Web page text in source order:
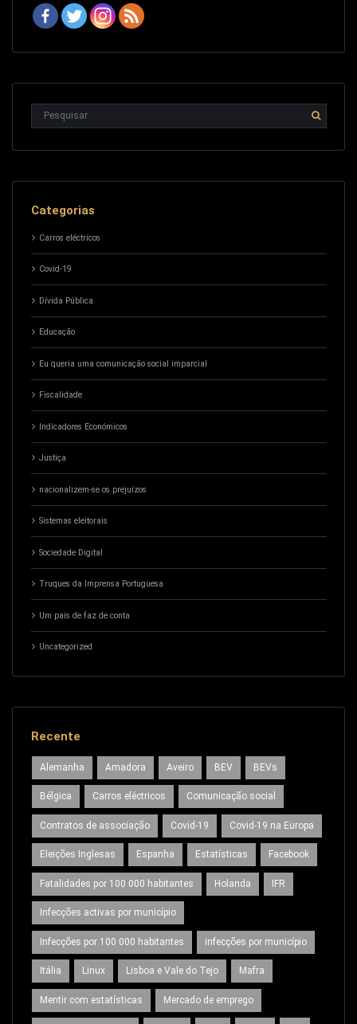
Categorias
Carros eléctricos
Covid-19
Dívida Pública
Educação
Eu queria uma comunicação social imparcial
Fiscalidade
Indicadores Económicos
Justiça
nacionalizem-se os prejuízos
Sistemas eleitorais
Sociedade Digital
Truques da Imprensa Portuguesa
Um país de faz de conta
Uncategorized
Recente
Alemanha Amadora Aveiro BEV BEVs
Bélgica Carros eléctricos Comunicação social
Contratos de associação Covid-19 Covid-19 na Europa
Eleições Inglesas Espanha Estatísticas Facebook
Fatalidades por 100 000 habitantes Holanda IFR
Infecções activas por município
Infecções por 100 000 habitantes infecções por município
Itália Linux Lisboa e Vale do Tejo Mafra
Mentir com estatísticas Mercado de emprego